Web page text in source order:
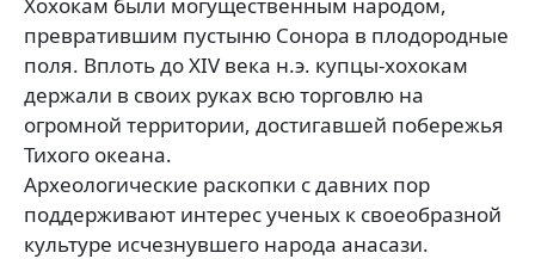
превратившим пустыню Сонора в плодородные
поля. Вплоть до XIV века н.э. купцы-хохокам
держали в своих руках всю торговлю на
огромной территории, достигавшей побережья
Тихого океана.
Археологические раскопки с давних пор
поддерживают интерес ученых к своеобразной
культуре исчезнувшего народа анасази.